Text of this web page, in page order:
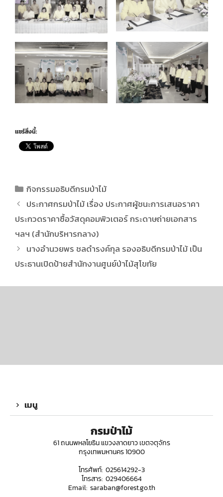
แชร์สิ่งนี้:
กิจกรรมอธิบดีกรมป่าไม้
ประกาศกรมป่าไม้ เรื่อง ประกาศผู้ชนะการเสนอราคา
ประกวดราคาซื้อวัสดุคอมพิวเตอร์ กระดาษถ่ายเอกสาร
ฯลฯ (สำนักบริหารกลาง)
นางอำนวยพร ชลดำรงค์กุล รองอธิบดีกรมป่าไม้ เป็น
ประธานเปิดป้ายสำนักงานศูนย์ป่าไม้สุโขทัย
เมนู
กรมป่าไม้
61 ถนนพหลโยธิน แขวงลาดยาว เขตจตุจักร
กรุงเทพมหานคร 10900
โทรศัพท์: 025614292-3
โทรสาร: 029406664
Email: saraban@forest.go.th